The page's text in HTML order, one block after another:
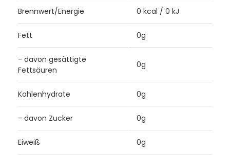
Brennwert/Energie 0 kcal / 0 kJ
Fett 0g
- davon gesättigte
Fettsäuren
0g
Kohlenhydrate 0g
- davon Zucker 0g
Eiweiß 0g